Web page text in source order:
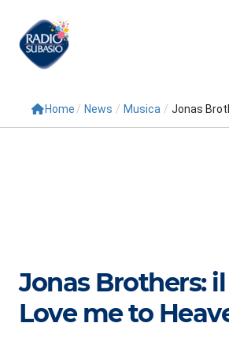
Cerca
Conduttori
Repliche
Home / News / Musica / Jonas
Jonas Brothers:
Love me to